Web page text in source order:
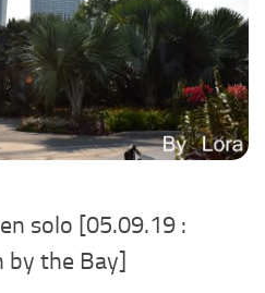
solo [05.09.19 :
by the Bay]